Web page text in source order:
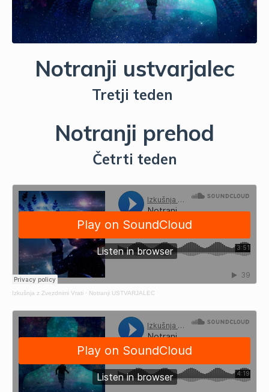
Notranji ustvarjalec
Tretji teden
Notranji prehod
Četrti teden
Izkušnja z Zvezdnimi Vrati · Notranji USTVARJALEC